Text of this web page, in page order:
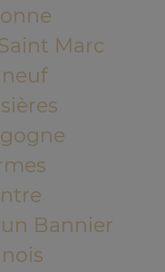
Marc
Bannier